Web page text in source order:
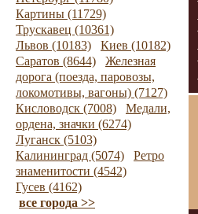
Картины (11729)
Трускавец (10361)
Львов (10183)
Киев (10182)
Саратов (8644)
Железная
дорога (поезда, паровозы,
локомотивы, вагоны) (7127)
Кисловодск (7008)
Медали,
ордена, значки (6274)
Луганск (5103)
Калининград (5074)
Ретро
знаменитости (4542)
Гусев (4162)
все города >>